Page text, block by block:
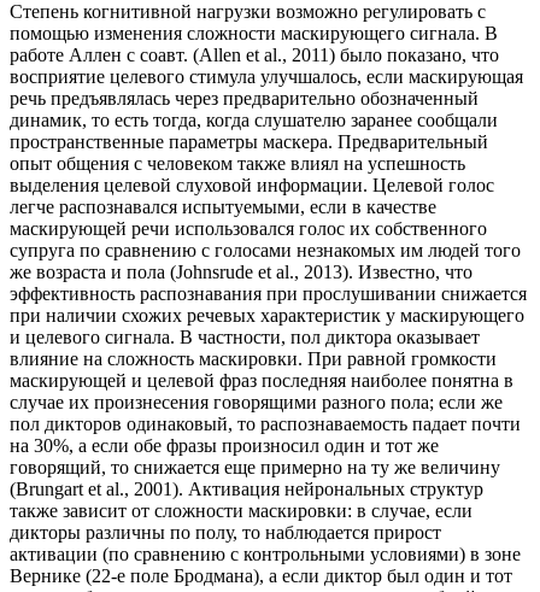
Степень когнитивной нагрузки возможно регулировать с
помощью изменения сложности маскирующего сигнала. В
работе Аллен с соавт. (Allen et al., 2011) было показано, что
восприятие целевого стимула улучшалось, если маскирующая
речь предъявлялась через предварительно обозначенный
динамик, то есть тогда, когда слушателю заранее сообщали
пространственные параметры маскера. Предварительный
опыт общения с человеком также влиял на успешность
выделения целевой слуховой информации. Целевой голос
легче распознавался испытуемыми, если в качестве
маскирующей речи использовался голос их собственного
супруга по сравнению с голосами незнакомых им людей того
же возраста и пола (Johnsrude et al., 2013). Известно, что
эффективность распознавания при прослушивании снижается
при наличии схожих речевых характеристик у маскирующего
и целевого сигнала. В частности, пол диктора оказывает
влияние на сложность маскировки. При равной громкости
маскирующей и целевой фраз последняя наиболее понятна в
случае их произнесения говорящими разного пола; если же
пол дикторов одинаковый, то распознаваемость падает почти
на 30%, а если обе фразы произносил один и тот же
говорящий, то снижается еще примерно на ту же величину
(Brungart et al., 2001). Активация нейрональных структур
также зависит от сложности маскировки: в случае, если
дикторы различны по полу, то наблюдается прирост
активации (по сравнению с контрольными условиями) в зоне
Вернике (22-е поле Бродмана), а если диктор был один и тот